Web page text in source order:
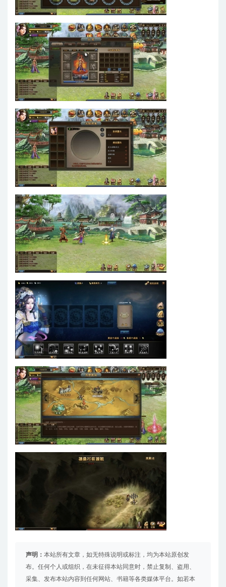
声明： 本站所有文章，如无特殊说明或标注，均为本站原创发
布。任何个人或组织，在未征得本站同意时，禁止复制、盗用、
采集、发布本站内容到任何网站、书籍等各类媒体平台。如若本